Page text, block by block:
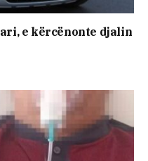
e kërcënonte djalin